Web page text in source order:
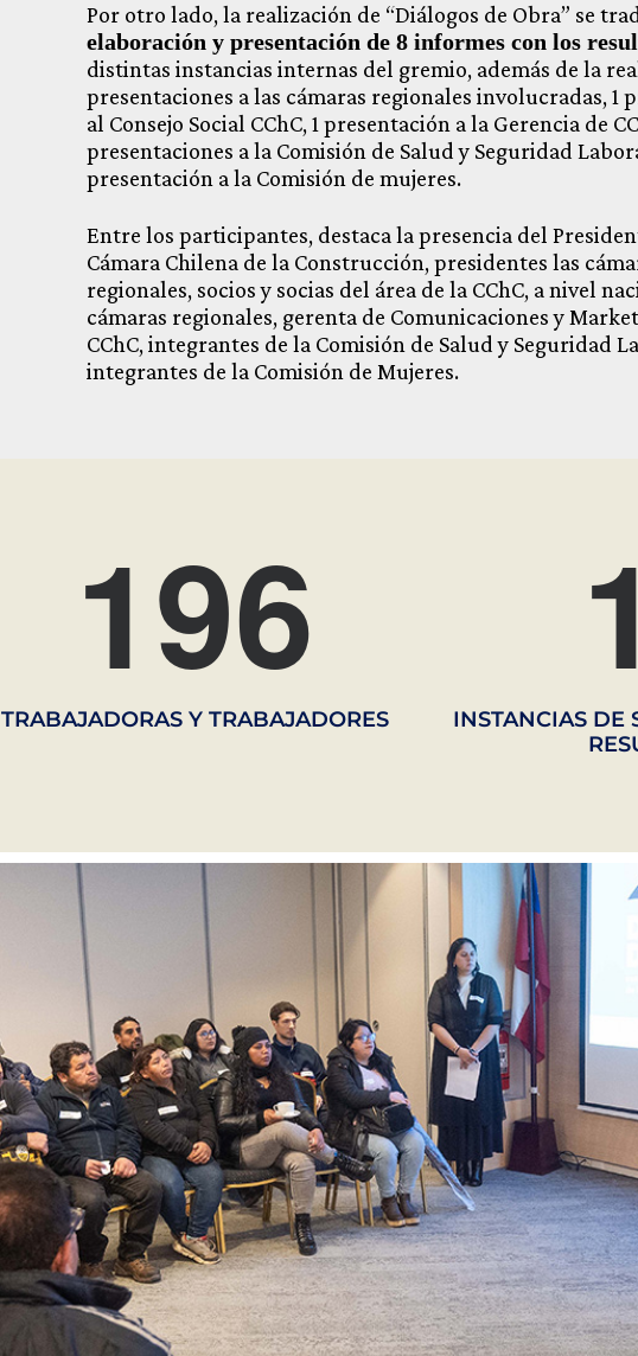
Por otro lado, la realización de “Diálogos de Obra” se
elaboración y presentación de 8 informes con los
distintas instancias internas del gremio, además de la
presentaciones a las cámaras regionales involucradas, 1
al Consejo Social CChC, 1 presentación a la Gerencia de
presentaciones a la Comisión de Salud y Seguridad
presentación a la Comisión de mujeres.
Entre los participantes, destaca la presencia del
Cámara Chilena de la Construcción, presidentes las
regionales, socios y socias del área de la CChC, a nivel
cámaras regionales, gerenta de Comunicaciones y
CChC, integrantes de la Comisión de Salud y Seguridad
integrantes de la Comisión de Mujeres.
196
TRABAJADORAS Y TRABAJADORES
1
INSTANCIAS DE